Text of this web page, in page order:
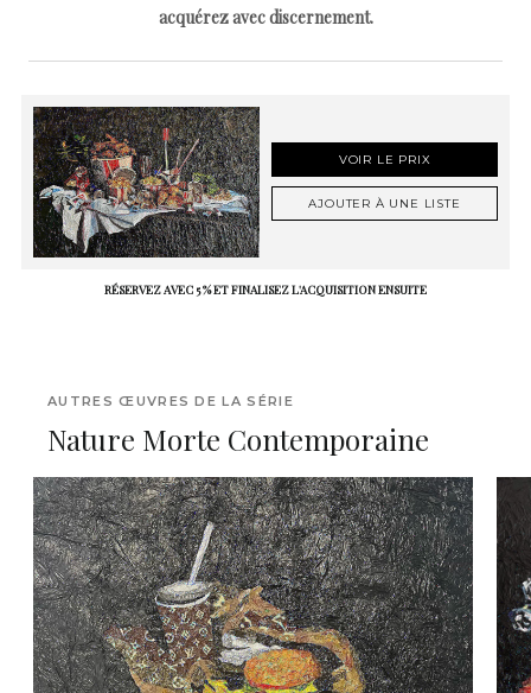
acquérez avec discernement.
VOIR LE PRIX
AJOUTER À UNE LISTE
RÉSERVEZ AVEC 5 % ET FINALISEZ L'ACQUISITION ENSUITE
AUTRES ŒUVRES DE LA SÉRIE
Nature Morte Contemporaine